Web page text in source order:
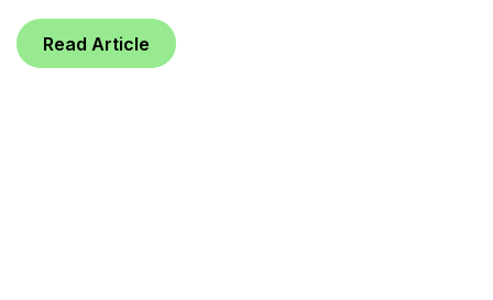
Read Article